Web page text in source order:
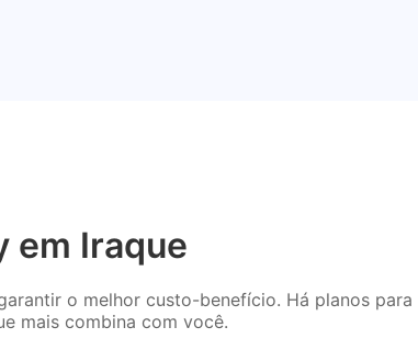
em Iraque
o melhor custo-benefício. Há planos para
mais combina com você.